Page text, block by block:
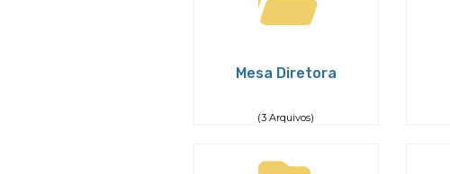
Mesa Diretora
(3 Arquivos)